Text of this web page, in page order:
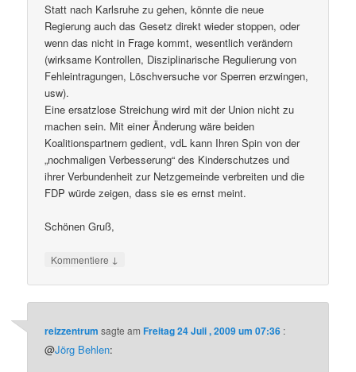
Statt nach Karlsruhe zu gehen, könnte die neue
Regierung auch das Gesetz direkt wieder stoppen, oder
wenn das nicht in Frage kommt, wesentlich verändern
(wirksame Kontrollen, Disziplinarische Regulierung von
Fehleintragungen, Löschversuche vor Sperren erzwingen,
usw).
Eine ersatzlose Streichung wird mit der Union nicht zu
machen sein. Mit einer Änderung wäre beiden
Koalitionspartnern gedient, vdL kann Ihren Spin von der
„nochmaligen Verbesserung“ des Kinderschutzes und
ihrer Verbundenheit zur Netzgemeinde verbreiten und die
FDP würde zeigen, dass sie es ernst meint.
Schönen Gruß,
Kommentiere ↓
reizzentrum sagte amFreitag 24 Juli , 2009 um 07:36 :
@Jörg Behlen: